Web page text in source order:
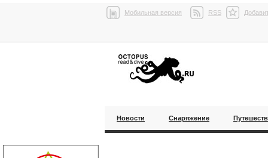
Мобильная версия RSS
Новости Снаряжение